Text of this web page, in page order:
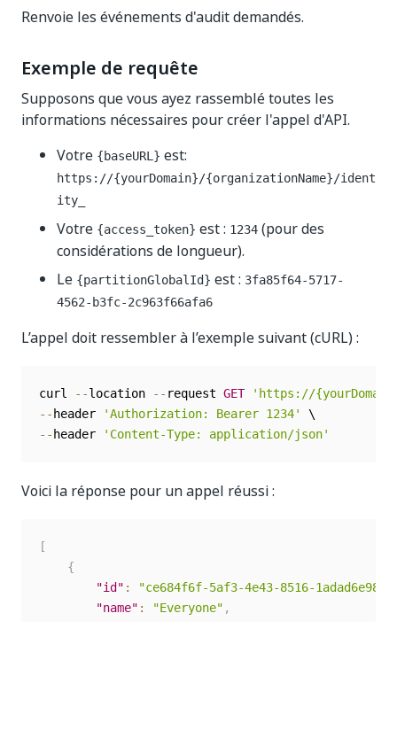
Renvoie les événements d'audit demandés.
Exemple de requête
Supposons que vous ayez rassemblé toutes les
informations nécessaires pour créer l'appel d'API.
Votre {baseURL} est:
https://{yourDomain}/{organizationName}/ident
ity_
Votre {access_token} est : 1234 (pour des
considérations de longueur).
Le {partitionGlobalId} est : 3fa85f64-5717-
4562-b3fc-2c963f66afa6
L’appel doit ressembler à l’exemple suivant (cURL) :
curl --location -- request GET
'https://
-- header 'Authorization: Bearer 1234'
-- header 'Content-Type: application/json'
Voici la réponse pour un appel réussi :
[
{
"id" :
"ce684f6f-5af3-4e43-8516-
"name" : "Everyone" ,